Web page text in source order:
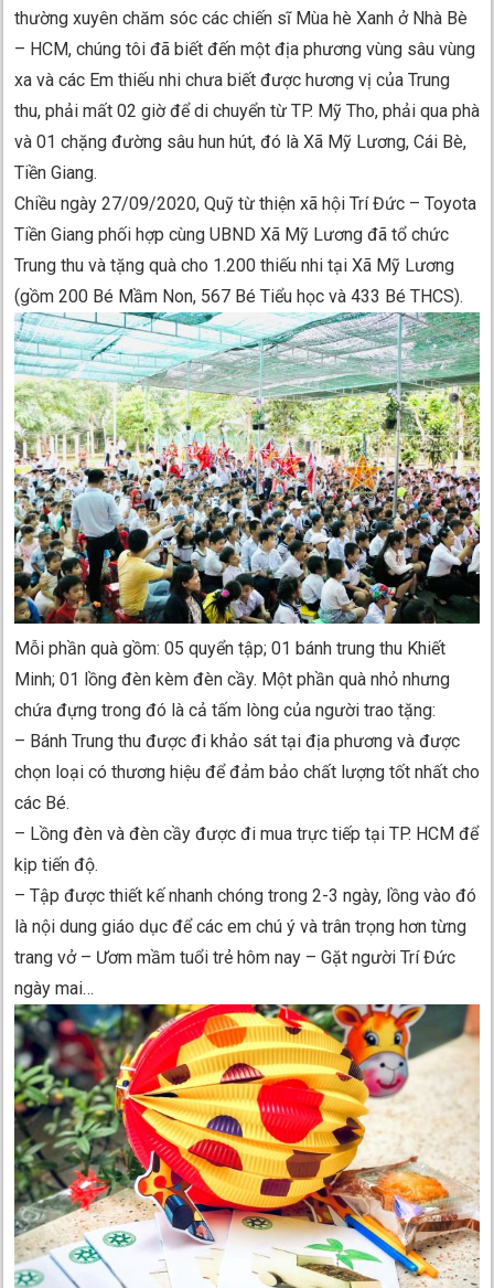
thường xuyên chăm sóc các chiến sĩ Mùa hè Xanh ở Nhà Bè
– HCM, chúng tôi đã biết đến một địa phương vùng sâu vùng
xa và các Em thiếu nhi chưa biết được hương vị của Trung
thu, phải mất 02 giờ để di chuyển từ TP. Mỹ Tho, phải qua phà
và 01 chặng đường sâu hun hút, đó là Xã Mỹ Lương, Cái Bè,
Tiền Giang.
Chiều ngày 27/09/2020, Quỹ từ thiện xã hội Trí Đức – Toyota
Tiền Giang phối hợp cùng UBND Xã Mỹ Lương đã tổ chức
Trung thu và tặng quà cho 1.200 thiếu nhi tại Xã Mỹ Lương
(gồm 200 Bé Mầm Non, 567 Bé Tiểu học và 433 Bé THCS).
Mỗi phần quà gồm: 05 quyển tập; 01 bánh trung thu Khiết
Minh; 01 lồng đèn kèm đèn cầy. Một phần quà nhỏ nhưng
chứa đựng trong đó là cả tấm lòng của người trao tặng:
– Bánh Trung thu được đi khảo sát tại địa phương và được
chọn loại có thương hiệu để đảm bảo chất lượng tốt nhất cho
các Bé.
– Lồng đèn và đèn cầy được đi mua trực tiếp tại TP. HCM để
kịp tiến độ.
– Tập được thiết kế nhanh chóng trong 2-3 ngày, lồng vào đó
là nội dung giáo dục để các em chú ý và trân trọng hơn từng
trang vở – Ươm mầm tuổi trẻ hôm nay – Gặt người Trí Đức
ngày mai…